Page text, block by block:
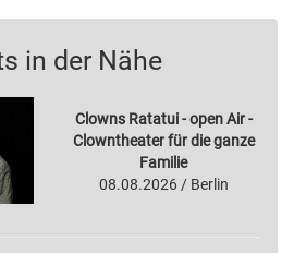
in der Nähe
Clowns Ratatui - open Air -
Clowntheater für die ganze
Familie
08.08.2026 / Berlin